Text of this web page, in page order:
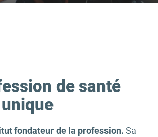
de santé
fondateur de la profession. Sa